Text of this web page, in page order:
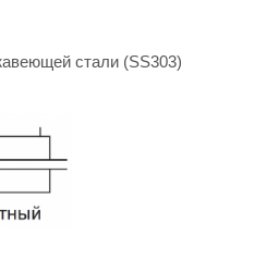
стали (SS303)